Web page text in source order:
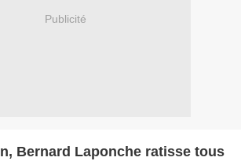
Publicité
Bernard Laponche ratisse tous